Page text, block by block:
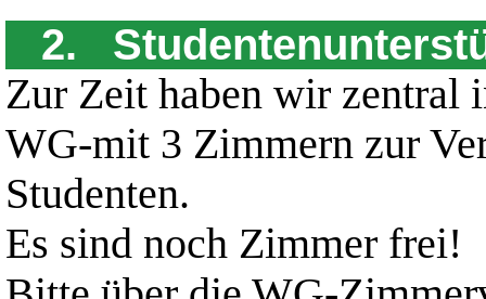
2.
Zur Zeit haben wir zentral
WG-mit 3 Zimmern zur
Studenten.
Es sind noch Zimmer frei!